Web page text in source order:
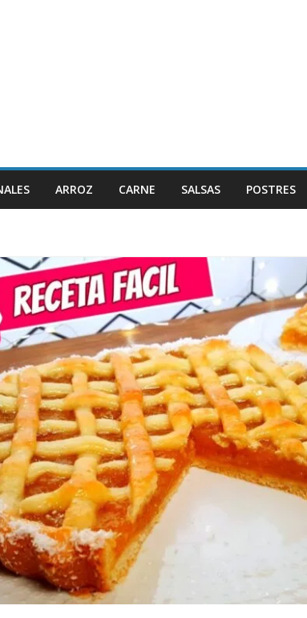
ARROZ CARNE SALSAS POSTRES